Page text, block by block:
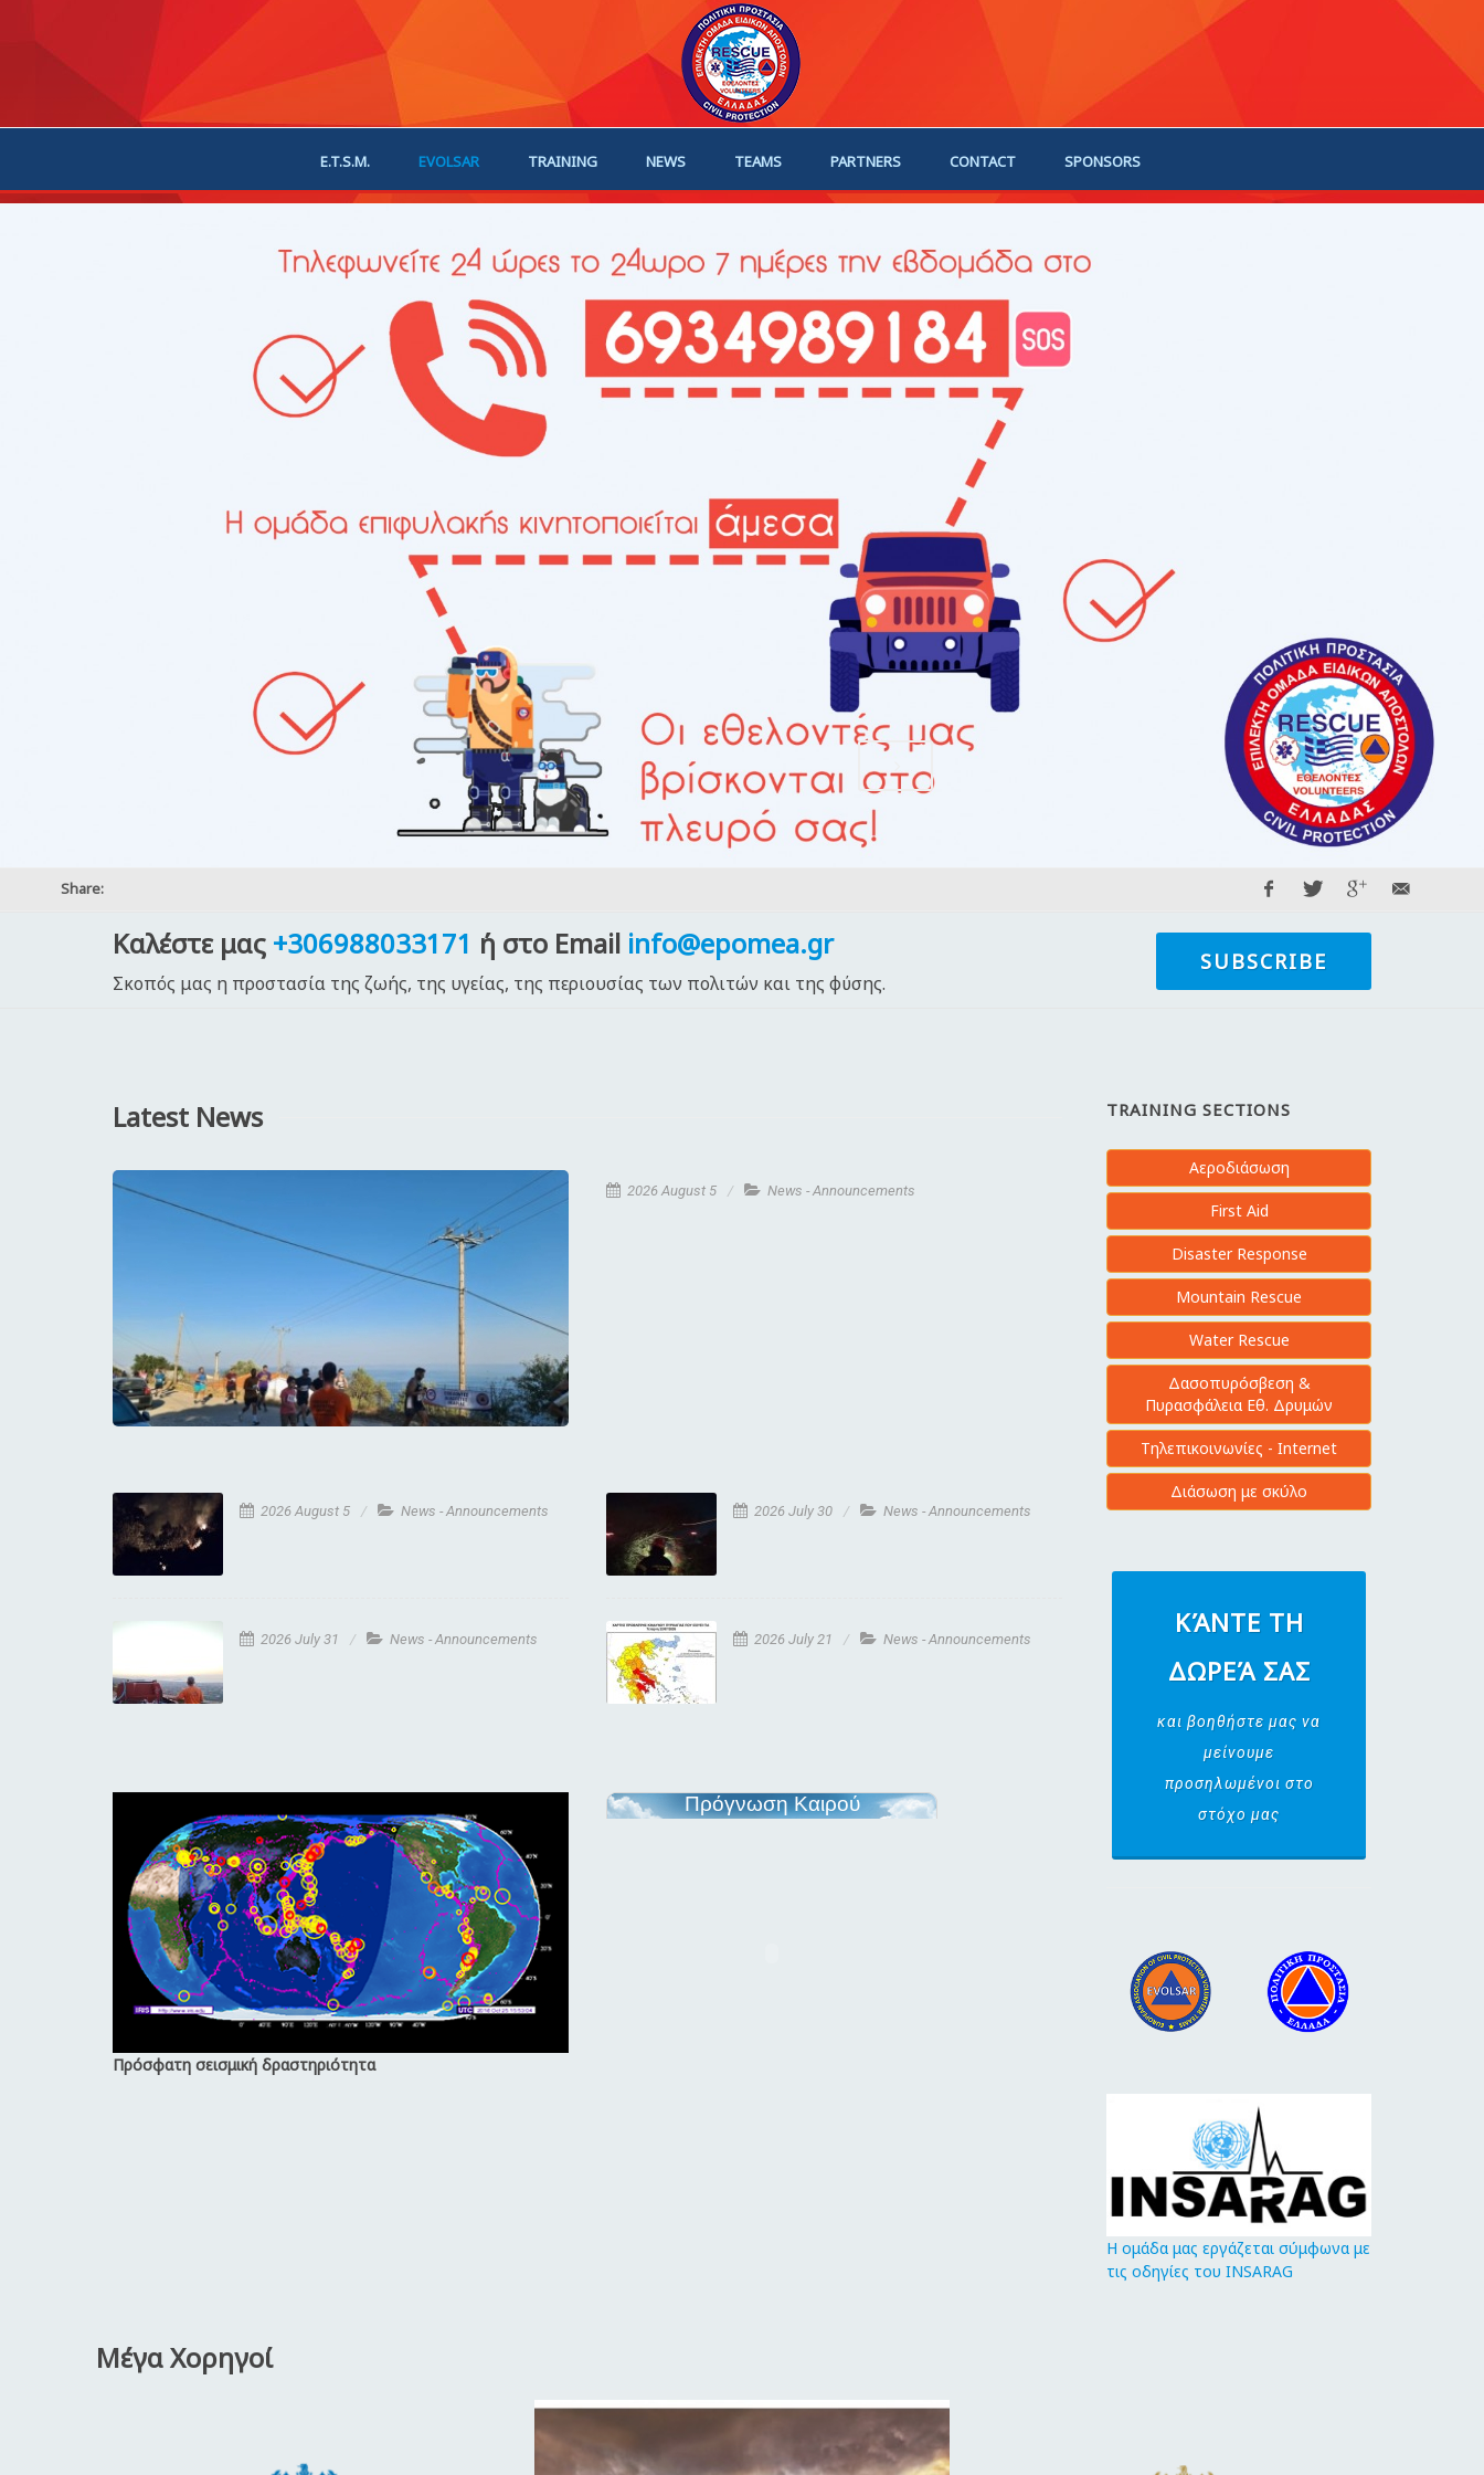
E.T.S.M. EVOLSAR TRAINING NEWS TEAMS PARTNERS CONTACT SPONSORS
Share:
Καλέστε μας +306988033171 ή στο Email info@epomea.gr
Σκοπός μας η προστασία της ζωής, της υγείας, της περιουσίας των πολιτών και της φύσης.
SUBSCRIBE
Latest News
2026 August 5 News - Announcements
2026 August 5 News - Announcements
2026 July 31 News - Announcements
2026 July 30 News - Announcements
2026 July 21 News - Announcements
Πρόσφατη σεισμική δραστηριότητα
TRAINING SECTIONS
Αεροδιάσωση
First Aid
Disaster Response
Mountain Rescue
Water Rescue
Δασοπυρόσβεση &
Πυρασφάλεια Εθ. Δρυμών
Τηλεπικοινωνίες - Internet
Διάσωση με σκύλο
ΚΆΝΤΕ ΤΗ
ΔΩΡΕΆ ΣΑΣ
και βοηθήστε μας να
μείνουμε
προσηλωμένοι στο
στόχο μας
Η ομάδα μας εργάζεται σύμφωνα με
τις οδηγίες του INSARAG
Μέγα Χορηγοί